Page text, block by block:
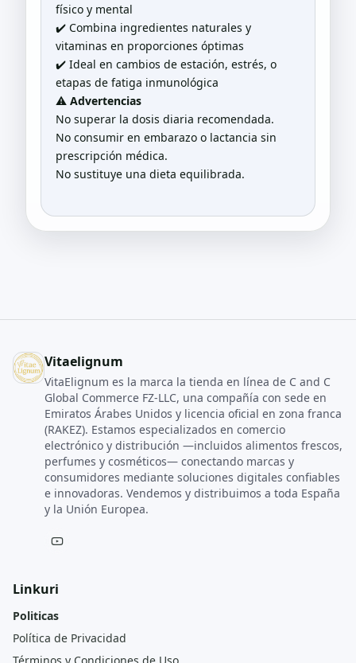
físico y mental
✔️ Combina ingredientes naturales y
vitaminas en proporciones óptimas
✔️ Ideal en cambios de estación, estrés, o
etapas de fatiga inmunológica
⚠️ Advertencias
No superar la dosis diaria recomendada.
No consumir en embarazo o lactancia sin
prescripción médica.
No sustituye una dieta equilibrada.
Vitaelignum
VitaElignum es la marca la tienda en línea de C and C
Global Commerce FZ‑LLC, una compañía con sede en
Emiratos Árabes Unidos y licencia oficial en zona franca
(RAKEZ). Estamos especializados en comercio
electrónico y distribución —incluidos alimentos frescos,
perfumes y cosméticos— conectando marcas y
consumidores mediante soluciones digitales confiables
e innovadoras. Vendemos y distribuimos a toda España
y la Unión Europea.
Linkuri
Politicas
Política de Privacidad
Términos y Condiciones de Uso